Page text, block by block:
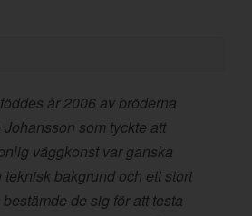
år 2006 av bröderna
som tyckte att
väggkonst var ganska
bakgrund och ett stort
de sig för att testa